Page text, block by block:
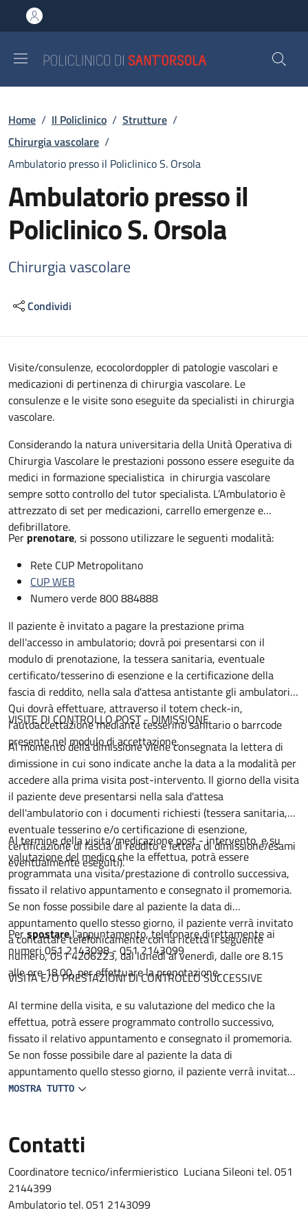
al contenuto principale
to footer content
Briciole di pane
Home / Il Policlinico / Strutture /
Chirurgia vascolare /
Ambulatorio presso il Policlinico S. Orsola
Ambulatorio presso il
Policlinico S. Orsola
Chirurgia vascolare
Condividi
Descrizione
Visite/consulenze, ecocolordoppler di patologie vascolari e
medicazioni di pertinenza di chirurgia vascolare. Le
consulenze e le visite sono eseguite da specialisti in chirurgia
vascolare.
Considerando la natura universitaria della Unità Operativa di
Chirurgia Vascolare le prestazioni possono essere eseguite da
medici in formazione specialistica in chirurgia vascolare
sempre sotto controllo del tutor specialista. L’Ambulatorio è
attrezzato di set per medicazioni, carrello emergenze e
defibrillatore.
Per prenotare, si possono utilizzare le seguenti modalità:
Rete CUP Metropolitano
CUP WEB
Numero verde 800 884888
Il paziente è invitato a pagare la prestazione prima
dell'accesso in ambulatorio; dovrà poi presentarsi con il
modulo di prenotazione, la tessera sanitaria, eventuale
certificato/tesserino di esenzione e la certificazione della
fascia di reddito, nella sala d'attesa antistante gli ambulatori.
Qui dovrà effettuare, attraverso il totem check-in,
l'autoaccettazione mediante tesserino sanitario o barrcode
presente nel modulo di accettazione.
VISITE DI CONTROLLO POST - DIMISSIONE
Al momento della dimissione viene consegnata la lettera di
dimissione in cui sono indicate anche la data a la modalità per
accedere alla prima visita post-intervento. Il giorno della visita
il paziente deve presentarsi nella sala d'attesa
dell'ambulatorio con i documenti richiesti (tessera sanitaria,
eventuale tesserino e/o certificazione di esenzione,
certificazione di fascia di reddito e lettera di dimissione/esami
eventualmente eseguiti).
Al termine della visita/medicazione post - intervento, e su
valutazione del medico che la effettua, potrà essere
programmata una visita/prestazione di controllo successiva,
fissato il relativo appuntamento e consegnato il promemoria.
Se non fosse possibile dare al paziente la data di
appuntamento quello stesso giorno, il paziente verrà invitato
a contattare telefonicamente con la ricetta il seguente
numero, 051 4206223, dal lunedì al venerdì, dalle ore 8.15
alle ore 18.00, per effettuare la prenotazione.
Perspostarel'appuntamento, telefonare direttamente ai
numeri 051 2143098 - 051 2143099
VISITA E/O PRESTAZIONI DI CONTROLLO SUCCESSIVE
Al termine della visita, e su valutazione del medico che la
effettua, potrà essere programmato controllo successivo,
fissato il relativo appuntamento e consegnato il promemoria.
Se non fosse possibile dare al paziente la data di
appuntamento quello stesso giorno, il paziente verrà invitato
a contattare telefonicamente con la ricetta il seguente
MOSTRA TUTTO
Contatti
Coordinatore tecnico/infermieristico Luciana Sileoni tel. 051
2144399
Ambulatorio tel. 051 2143099